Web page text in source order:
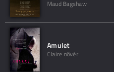
Maud Bagshaw
Amulet
Claire nővér